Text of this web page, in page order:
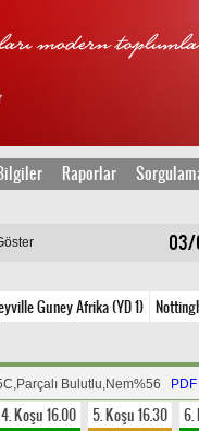
Raporlar
03/
Guney Afrika (YD 1)
Bulutlu,Nem%56
4. Koşu 16.00 5. Koşu 16.30 6.